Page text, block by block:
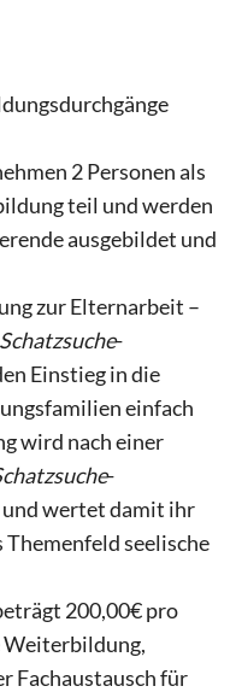
2 Personen als
teil und werden
ausgebildet und
zur Elternarbeit –
Schatzsuche-
Einstieg in die
einfach
wird nach einer
-
wertet damit ihr
seelische
200,00€ pro
Weiterbildung,
Fachaustausch für